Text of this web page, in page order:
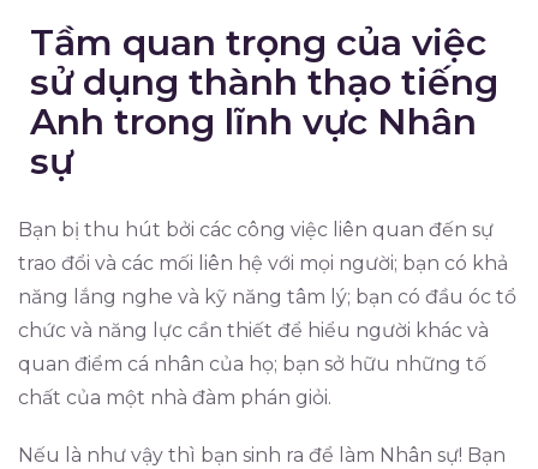
Tầm quan trọng của việc
sử dụng thành thạo tiếng
Anh trong lĩnh vực Nhân
sự
Bạn bị thu hút bởi các công việc liên quan đến sự
trao đổi và các mối liên hệ với mọi người; bạn có khả
năng lắng nghe và kỹ năng tâm lý; bạn có đầu óc tổ
chức và năng lực cần thiết để hiểu người khác và
quan điểm cá nhân của họ; bạn sở hữu những tố
chất của một nhà đàm phán giỏi.
Nếu là như vậy thì bạn sinh ra để làm Nhân sự! Bạn